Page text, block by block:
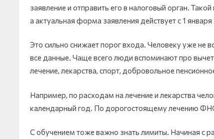
заявление и отправить его в налоговый орган.
а актуальная форма заявления действует с 1
Это сильно снижает порог входа. Человеку уже не
все данные. Чаще всего люди вспоминают про
лечение, лекарства, спорт, добровольное
Например, по расходам на лечение и лекарства
календарный год. По дорогостоящему лечению
С обучением тоже важно знать лимиты. Начиная с